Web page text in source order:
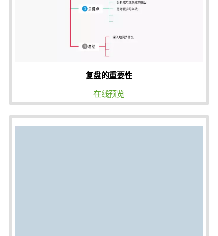
复盘的重要性
在线预览